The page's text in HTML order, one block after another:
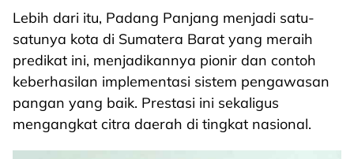
Lebih dari itu, Padang Panjang menjadi satu-
satunya kota di Sumatera Barat yang meraih
predikat ini, menjadikannya pionir dan contoh
keberhasilan implementasi sistem pengawasan
pangan yang baik. Prestasi ini sekaligus
mengangkat citra daerah di tingkat nasional.